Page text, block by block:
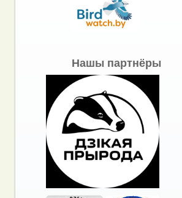
Нашы партнёры